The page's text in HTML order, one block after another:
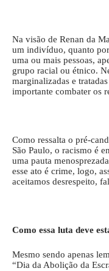
Na visão de Renan da
um indivíduo, quanto
uma ou mais pessoas,
grupo racial ou étnico.
marginalizadas e
importante combater os
Como ressalta o pré-
São Paulo, o racismo é
uma pauta
esse ato é crime, logo,
aceitamos desrespeito,
Como essa luta deve
Mesmo sendo apenas
“Dia da Abolição da